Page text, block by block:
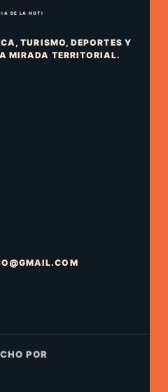
TURISMO, DEPORTES Y
MIRADA TERRITORIAL.
POR